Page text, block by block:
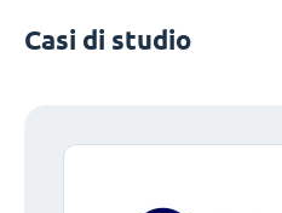
Casi di studio